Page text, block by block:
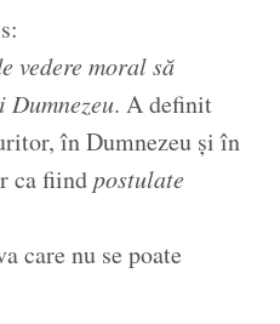
vedere moral să
Dumnezeu. A definit
în Dumnezeu și în
ca fiindpostulate
care nu se poate